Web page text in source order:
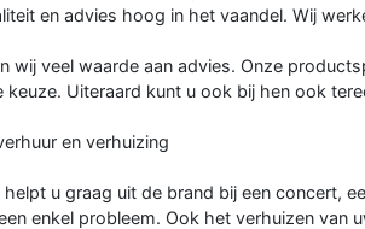
en advies hoog in het vaandel. Wij
wij veel waarde aan advies. Onze
keuze. Uiteraard kunt u ook bij hen ook
en verhuizing
helpt u graag uit de brand bij een concert,
enkel probleem. Ook het verhuizen van